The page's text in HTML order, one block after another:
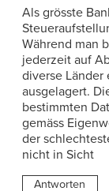
Als grösste
Während man
jederzeit auf
diverse Länder
ausgelagert.
bestimmten
gemäss
der
nicht in Sicht
Antworten